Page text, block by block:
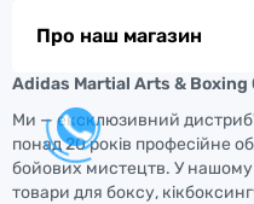
Про наш магазин
Adidas Martial Arts &
Ми — ексклюзивний
понад 20 років професійне
бойових мистецтв. У нашому
товари для боксу,